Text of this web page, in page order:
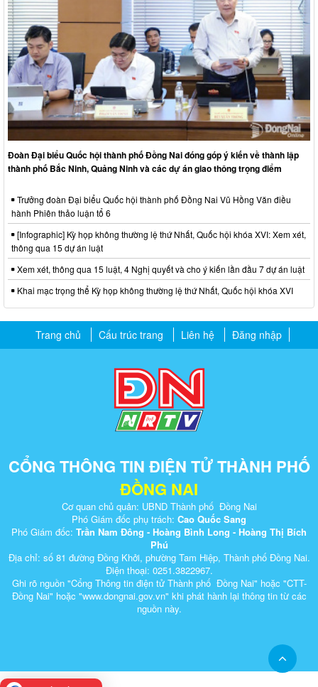
Đoàn Đại biểu Quốc hội thành phố Đồng Nai đóng góp ý kiến về thành lập
thành phố Bắc Ninh, Quảng Ninh và các dự án giao thông trọng điểm
Trưởng đoàn Đại biểu Quốc hội thành phố Đồng Nai Vũ Hồng Văn điều
hành Phiên thảo luận tổ 6
[Infographic] Kỳ họp không thường lệ thứ Nhất, Quốc hội khóa XVI: Xem xét,
thông qua 15 dự án luật
Xem xét, thông qua 15 luật, 4 Nghị quyết và cho ý kiến lần đầu 7 dự án luật
Khai mạc trọng thể Kỳ họp không thường lệ thứ Nhất, Quốc hội khóa XVI
Trang chủ Cấu trúc trang Liên hệ Đăng nhập
CỔNG THÔNG TIN ĐIỆN TỬ THÀNH PHỐ
ĐỒNG NAI
Cơ quan chủ quản: UBND Thành phố Đồng Nai
Phó Giám đốc phụ trách: Cao Quốc Sang
Phó Giám đốc: Trần Nam Đông - Hoàng Bình Long - Hoàng Thị Bích
Phú
Địa chỉ: số 81 đường Đồng Khởi, phường Tam Hiệp, Thành phố Đồng Nai.
Điện thoại: 0251.3822967.
Ghi rõ nguồn "Cổng Thông tin điện tử Thành phố Đồng Nai" hoặc "CTT-
Đồng Nai" hoặc "www.dongnai.g​ov.vn" khi ​phát hành lại thông tin từ các
nguồn này.​